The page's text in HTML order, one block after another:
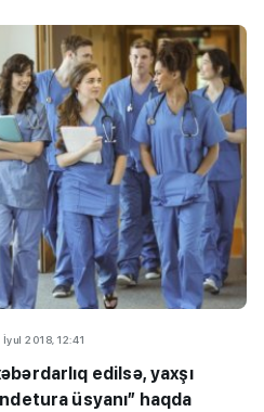
İyul 2018, 12:41
edilsə, yaxşı
üsyanı” haqda